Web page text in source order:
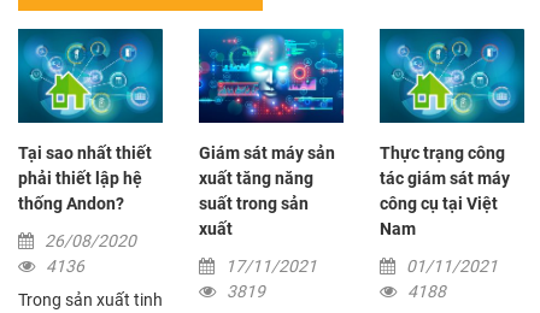
Tại sao nhất thiết
phải thiết lập hệ
thống Andon?
26/08/2020
4136
Trong sản xuất tinh
Giám sát máy sản
xuất tăng năng
suất trong sản
xuất
17/11/2021
3819
Thực trạng công
tác giám sát máy
công cụ tại Việt
Nam
01/11/2021
4188